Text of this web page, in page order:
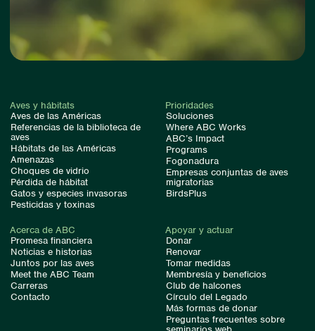
Aves y hábitats
Aves de las Américas
Referencias de la biblioteca de
aves
Hábitats de las Américas
Amenazas
Choques de vidrio
Pérdida de hábitat
Gatos y especies invasoras
Pesticidas y toxinas
Prioridades
Soluciones
Where ABC Works
ABC’s Impact
Programs
Fogonadura
Empresas conjuntas de aves
migratorias
BirdsPlus
Acerca de ABC
Promesa financiera
Noticias e historias
Juntos por las aves
Meet the ABC Team
Carreras
Contacto
Apoyar y actuar
Donar
Renovar
Tomar medidas
Membresía y beneficios
Club de halcones
Círculo del Legado
Más formas de donar
Preguntas frecuentes sobre